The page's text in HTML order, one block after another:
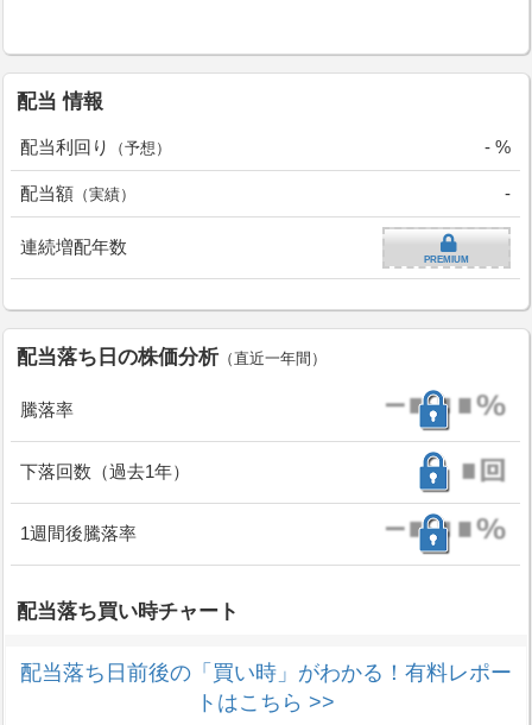
配当 情報
配当利回り （予想） - %
配当額 （実績） -
連続増配年数
PREMIUM
配当落ち日の株価分析（直近一年間）
騰落率
下落回数（過去1年）
1週間後騰落率
配当落ち買い時チャート
配当落ち日前後の「買い時」がわかる！有料レポー
トはこちら >>